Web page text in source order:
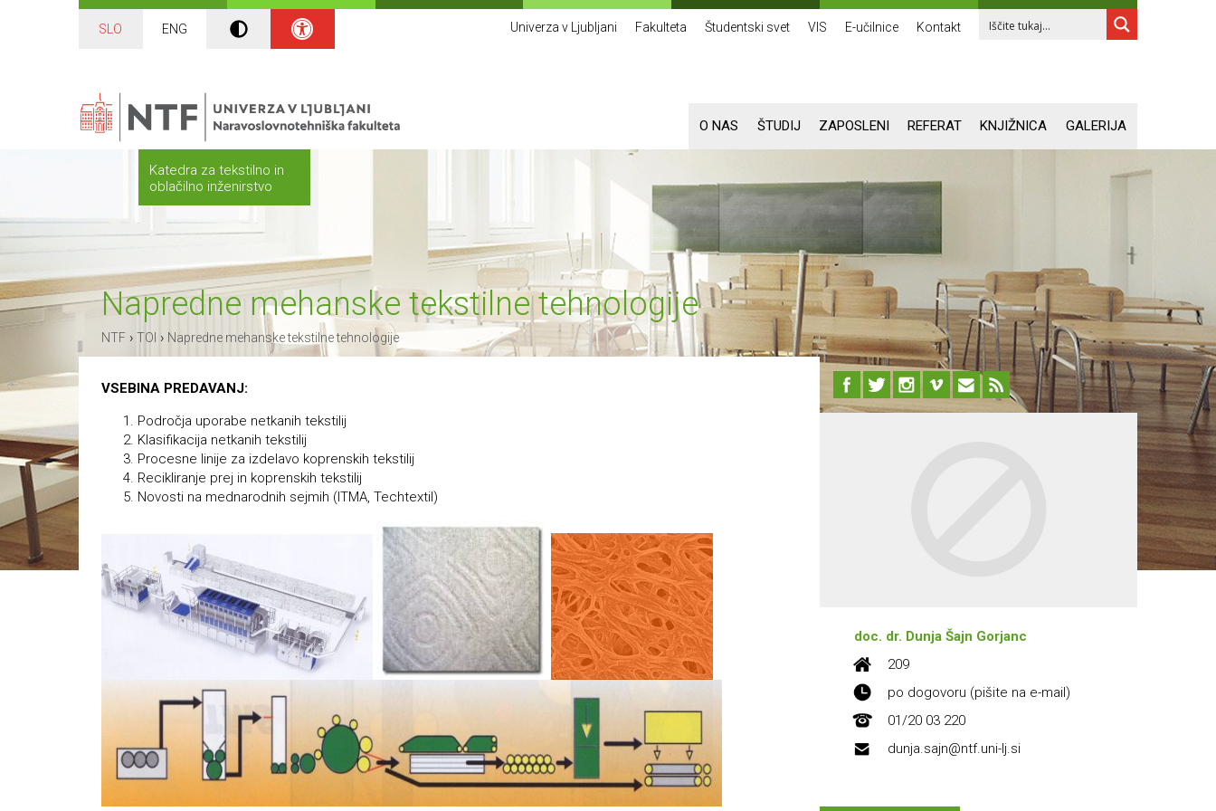
SLO ENG Univerza v Ljubljani Fakulteta Študentski svet VIS E-učilnice Kontakt
Katedra za tekstilno in
oblačilno inženirstvo
O NAS ŠTUDIJ ZAPOSLENI REFERAT KNJIŽNICA GALERIJA
Napredne mehanske tekstilne tehnologije
NTF › TOI › Napredne mehanske tekstilne tehnologije
VSEBINA PREDAVANJ:
Področja uporabe netkanih tekstilij
Klasifikacija netkanih tekstilij
Procesne linije za izdelavo koprenskih tekstilij
Recikliranje prej in koprenskih tekstilij
Novosti na mednarodnih sejmih (ITMA, Techtextil)
doc. dr. Dunja Šajn Gorjanc
209
po dogovoru (pišite na e-mail)
01/20 03 220
dunja.sajn@ntf.uni-lj.si